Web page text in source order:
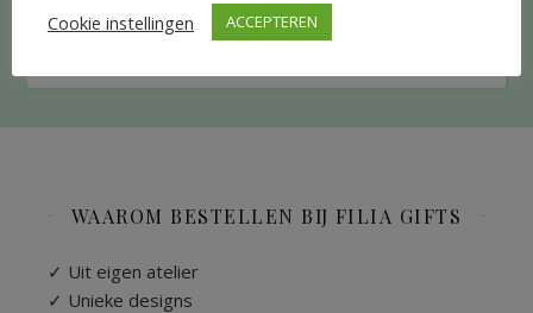
WAAROM BESTELLEN BIJ FILIA GIFTS
✓ Uit eigen atelier
✓ Unieke designs
ACCEPTEREN